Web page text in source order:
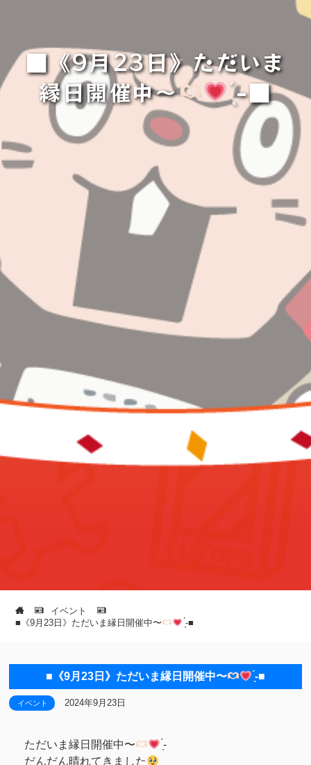
■《9月23日》ただいま
縁日開催中〜
̖́-■
イベント
■《9月23日》ただいま縁日開催中〜
̖́-■
■《9月23日》ただいま縁日開催中〜 ̖́-■
イベント 2024年9月23日
ただいま縁日開催中〜
̖́-
だんだん晴れてきました